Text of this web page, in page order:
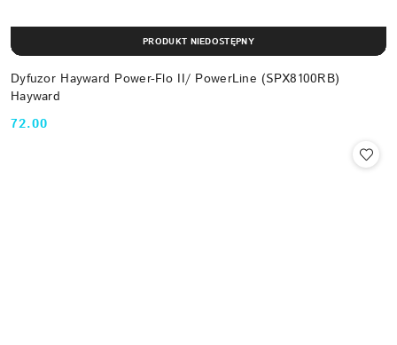
Dyfuzor Hayward Power-Flo II/ PowerLine (SPX8100RB)
Hayward
Cena:
72.00
PRODUKT NIEDOSTĘPNY